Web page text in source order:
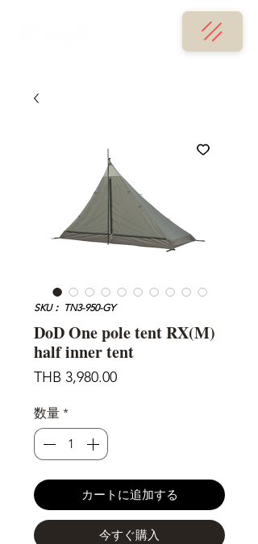
SKU： TN3-950-GY
DoD One pole tent RX(M)
half inner tent
THB 3,980.00価
数量 *
カートに追加する
今すぐ購入